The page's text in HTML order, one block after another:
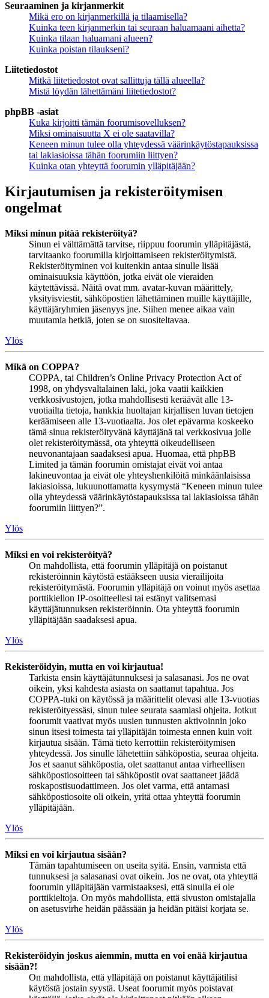
Seuraaminen ja kirjanmerkit
Mikä ero on kirjanmerkillä ja tilaamisella?
Kuinka teen kirjanmerkin tai seuraan haluamaani aihetta?
Kuinka tilaan haluamani alueen?
Kuinka poistan tilaukseni?
Liitetiedostot
Mitkä liitetiedostot ovat sallittuja tällä alueella?
Mistä löydän lähettämäni liitetiedostot?
phpBB -asiat
Kuka kirjoitti tämän foorumisovelluksen?
Miksi ominaisuutta X ei ole saatavilla?
Keneen minun tulee olla yhteydessä väärinkäytöstapauksissa
tai lakiasioissa tähän foorumiin liittyen?
Kuinka otan yhteyttä foorumin ylläpitäjään?
Kirjautumisen ja rekisteröitymisen
ongelmat
Miksi minun pitää rekisteröityä?
Sinun ei välttämättä tarvitse, riippuu foorumin ylläpitäjästä,
tarvitaanko foorumilla kirjoittamiseen rekisteröitymistä.
Rekisteröityminen voi kuitenkin antaa sinulle lisää
ominaisuuksia käyttöön, jotka eivät ole vieraiden
käytettävissä. Näitä ovat mm. avatar-kuvan määrittely,
yksityisviestit, sähköpostien lähettäminen muille käyttäjille,
käyttäjäryhmien jäsenyys jne. Siihen menee aikaa vain
muutamia hetkiä, joten se on suositeltavaa.
Ylös
Mikä on COPPA?
COPPA, tai Children’s Online Privacy Protection Act of
1998, on yhdysvaltalainen laki, joka vaatii kaikkien
verkkosivustojen, jotka mahdollisesti keräävät alle 13-
vuotiailta tietoja, hankkia huoltajan kirjallisen luvan tietojen
keräämiseen alle 13-vuotiaalta. Jos olet epävarma koskeeko
tämä sinua rekisteröityvänä käyttäjänä tai verkkosivua jolle
olet rekisteröitymässä, ota yhteyttä oikeudelliseen
neuvonantajaan saadaksesi apua. Huomaa, että phpBB
Limited ja tämän foorumin omistajat eivät voi antaa
lakineuvontaa ja eivät ole yhteyshenkilöitä minkäänlaisissa
lakiasioissa, lukuunottamatta kysymystä “Keneen minun tulee
olla yhteydessä väärinkäytöstapauksissa tai lakiasioissa tähän
foorumiin liittyen?”.
Ylös
Miksi en voi rekisteröityä?
On mahdollista, että foorumin ylläpitäjä on poistanut
rekisteröinnin käytöstä estääkseen uusia vierailijoita
rekisteröitymästä. Foorumin ylläpitäjä on voinut myös asettaa
porttikiellon IP-osoitteellesi tai estänyt valitsemasi
käyttäjätunnuksen rekisteröinnin. Ota yhteyttä foorumin
ylläpitäjään saadaksesi apua.
Ylös
Rekisteröidyin, mutta en voi kirjautua!
Tarkista ensin käyttäjätunnuksesi ja salasanasi. Jos ne ovat
oikein, yksi kahdesta asiasta on saattanut tapahtua. Jos
COPPA-tuki on käytössä ja määrittelit olevasi alle 13-vuotias
rekisteröityessäsi, sinun tulee seurata saamiasi ohjeita. Jotkut
foorumit vaativat myös uusien tunnusten aktivoinnin joko
sinun itsesi toimesta tai ylläpitäjän toimesta ennen kuin voit
kirjautua sisään. Tämä tieto kerrottiin rekisteröitymisen
yhteydessä. Jos sinulle lähetettiin sähköpostia, seuraa ohjeita.
Jos et saanut sähköpostia, olet saattanut antaa virheellisen
sähköpostiosoitteen tai sähköpostit ovat saattaneet jäädä
roskapostisuodattimeen. Jos olet varma, että antamasi
sähköpostiosoite oli oikein, yritä ottaa yhteyttä foorumin
ylläpitäjään.
Ylös
Miksi en voi kirjautua sisään?
Tämän tapahtumiseen on useita syitä. Ensin, varmista että
tunnuksesi ja salasanasi ovat oikein. Jos ne ovat, ota yhteyttä
foorumin ylläpitäjään varmistaaksesi, että sinulla ei ole
porttikieltoja. On myös mahdollista, että sivuston omistajalla
on asetusvirhe heidän päässään ja heidän pitäisi korjata se.
Ylös
Rekisteröidyin joskus aiemmin, mutta en voi enää kirjautua
sisään?!
On mahdollista, että ylläpitäjä on poistanut käyttäjätilisi
käytöstä jostain syystä. Useat foorumit myös poistavat